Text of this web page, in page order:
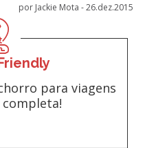
por Jackie Mota -26.dez.2015
para viagens